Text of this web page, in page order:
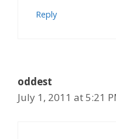
Reply
oddest
July 1, 2011 at 5:21